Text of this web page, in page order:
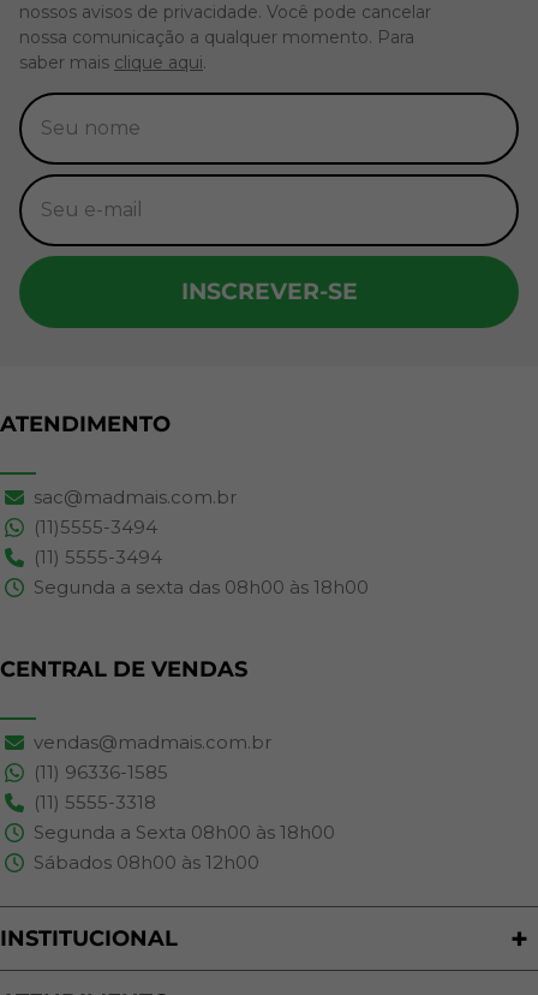
nossos avisos de privacidade. Você pode cancelar
nossa comunicação a qualquer momento. Para
saber mais clique aqui.
INSCREVER-SE
ATENDIMENTO
sac@madmais.com.br
(11)5555-3494
(11) 5555-3494
Segunda a sexta das 08h00 às 18h00
CENTRAL DE VENDAS
vendas@madmais.com.br
(11) 96336-1585
(11) 5555-3318
Segunda a Sexta 08h00 às 18h00
Sábados 08h00 às 12h00
INSTITUCIONAL
Quem Somos